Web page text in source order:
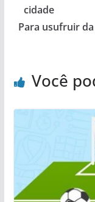
cidade
Para usufruir
Você